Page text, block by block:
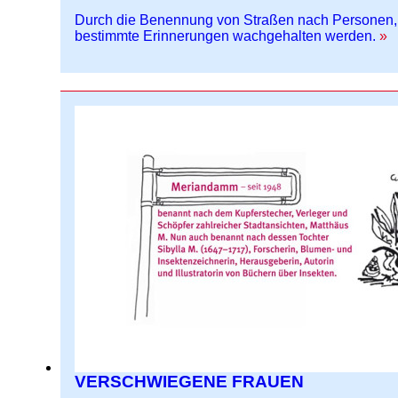
Durch die Benennung von Straßen nach
bestimmte Erinnerungen wachgehalten werden.
VERSCHWIEGENE FRAUEN